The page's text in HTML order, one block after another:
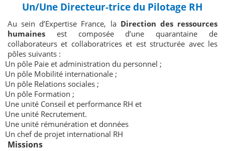
Un/Une Directeur-trice du Pilotage RH
Au sein d’Expertise France, la Direction des ressources
humaines est composée d’une quarantaine de
collaborateurs et collaboratrices et est structurée avec les
pôles suivants :
Un pôle Paie et administration du personnel ;
Un pôle Mobilité internationale ;
Un pôle Relations sociales ;
Un pôle Formation ;
Une unité Conseil et performance RH et
Une unité Recrutement.
Une unité rémunération et données
Un chef de projet international RH
Missions